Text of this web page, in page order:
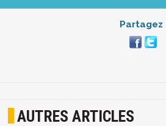
Partagez
AUTRES ARTICLES